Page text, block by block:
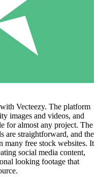
Vecteezy. The platform
images and videos, and
for almost any project. The
are straightforward, and the
many free stock websites. It
social media content,
looking footage that